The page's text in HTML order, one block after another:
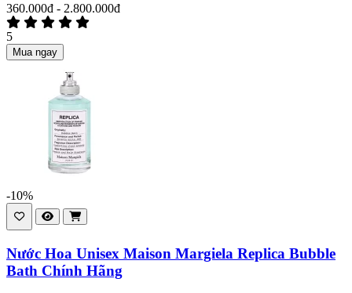
360.000đ - 2.800.000đ
5
Mua ngay
-10%
Nước Hoa Unisex Maison Margiela Replica Bubble
Bath Chính Hãng